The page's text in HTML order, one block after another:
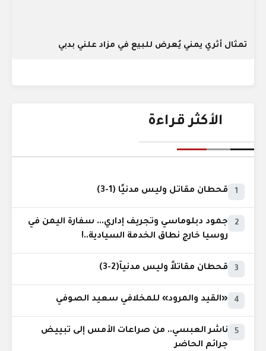
تمثال أثري يمني يُعرض للبيع في مزاد علني بدبي
الأكثر قراءة
1 قحطان مقاتل وليس مدنيًا (1-3)
2
جمود دبلوماسي وتجريف إداري... سفارة اليمن في
روسيا خارج نطاق الخدمة السيادية..!
3 قحطان مقاتلاً وليس مدنياً(2-3)
4 «القيد والمرود» للمخلافي سعيد الصوفي
5
ناشر العبسي.. من صراعات الأمس إلى تبييض
جرائم الحاضر